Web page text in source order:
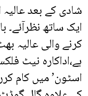
شادی کے بعد عالیہ
ایک ساتھ نظرآئے۔
کرنے والی عالیہ
ہے،اداکارہ نیٹ
اسٹون’ میں کام